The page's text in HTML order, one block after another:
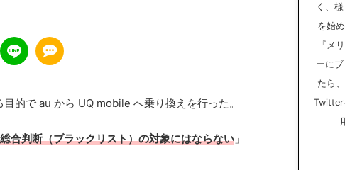
的で au から UQ mobile へ乗り換えを行った。
合判断（ブラックリスト）の対象にはならない 」
く、
を始
『メ
ーに
たら
Twitter